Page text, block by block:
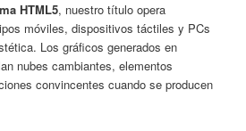
HTML5, nuestro título opera
móviles, dispositivos táctiles y PCs
Los gráficos generados en
nubes cambiantes, elementos
convincentes cuando se producen